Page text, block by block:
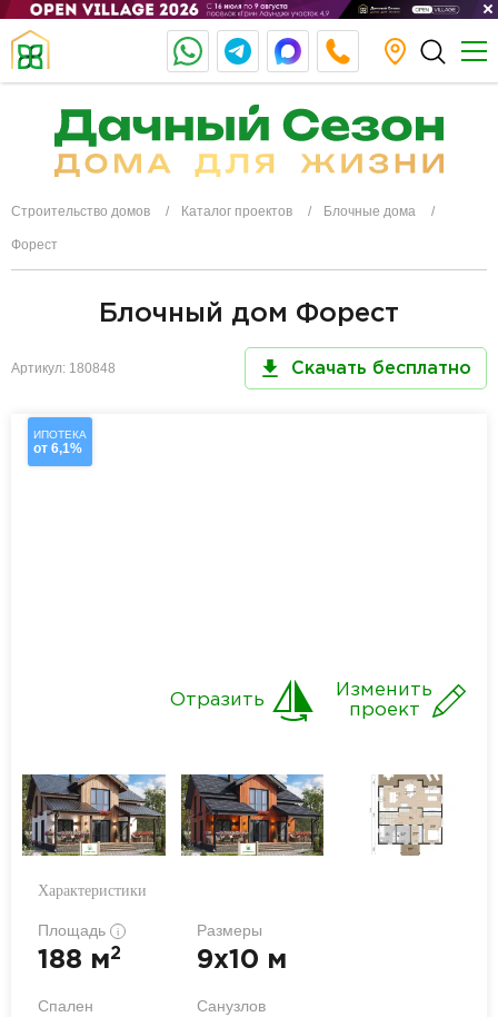
Строительство домов Каталог проектов Блочные дома
Форест
Блочный дом Форест
Артикул: 180848 Скачать бесплатно
ИПОТЕКА
от 6,1%
Изменить
проект
Отразить
Характеристики
Площадь i
188 м2
Размеры
9x10 м
Спален Санузлов